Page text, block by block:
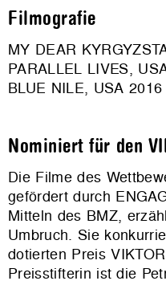
Filmografie
MY DEAR
PARALLEL LIVES,
BLUE NILE, USA 2016
Nominiert für den
Die Filme des
gefördert durch
Mitteln des BMZ,
Umbruch. Sie
dotierten Preis
Preisstifterin ist die